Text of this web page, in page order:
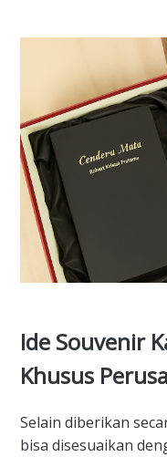
Ide Souvenir
Khusus
Selain diberikan
bisa disesuaikan